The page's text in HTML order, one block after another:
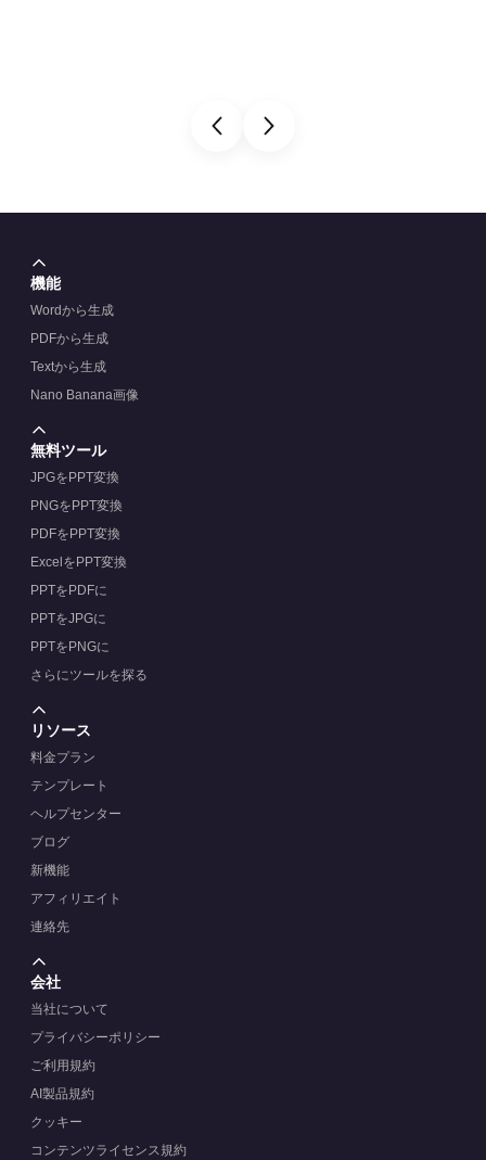
機能
Wordから生成
PDFから生成
Textから生成
Nano Banana画像
無料ツール
JPGをPPT変換
PNGをPPT変換
PDFをPPT変換
ExcelをPPT変換
PPTをPDFに
PPTをJPGに
PPTをPNGに
さらにツールを探る
リソース
料金プラン
テンプレート
ヘルプセンター
ブログ
新機能
アフィリエイト
連絡先
会社
当社について
プライバシーポリシー
ご利用規約
AI製品規約
クッキー
コンテンツライセンス規約